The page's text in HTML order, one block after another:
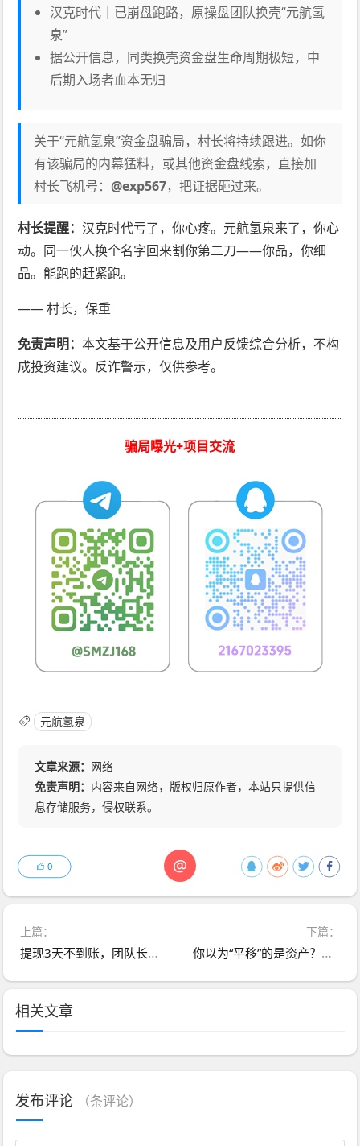
汉克时代｜已崩盘跑路，原操盘团队换壳“元航氢
泉”
据公开信息，同类换壳资金盘生命周期极短，中
后期入场者血本无归
关于“元航氢泉”资金盘骗局，村长将持续跟进。如你
有该骗局的内幕猛料，或其他资金盘线索，直接加
村长飞机号：@exp567，把证据砸过来。
村长提醒：汉克时代亏了，你心疼。元航氢泉来了，你心
动。同一伙人换个名字回来割你第二刀——你品，你细
品。能跑的赶紧跑。
—— 村长，保重
免责声明：本文基于公开信息及用户反馈综合分析，不构
成投资建议。反诈警示，仅供参考。
骗局曝光+项目交流
元航氢泉
文章来源： 网络
免责声明： 内容来自网络，版权归原作者，本站只提供信
息存储服务，侵权联系。
@
0
上篇：
提现3天不到账，团队长说“等5天”｜启元AI分身的“AI风口”，吹的是你的本金
下篇：
你以为“平移”的是资产？不，平移的是镰刀——亿数ESOO换个壳继续割
相关文章
发布评论 （条评论）